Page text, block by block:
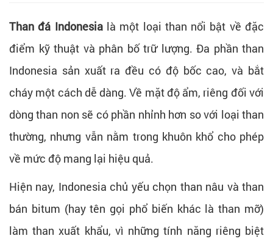
Than đá Indonesialà một loại than nổi bật về đặc
điểm kỹ thuật và phân bố trữ lượng. Đa phần than
Indonesia sản xuất ra đều có độ bốc cao, và bắt
cháy một cách dễ dàng. Về mặt độ ẩm, riêng đối với
dòng than non sẽ có phần nhỉnh hơn so với loại than
thường, nhưng vẫn nằm trong khuôn khổ cho phép
về mức độ mang lại hiệu quả.
Hiện nay, Indonesia chủ yếu chọn than nâu và than
bán bitum (hay tên gọi phổ biến khác là than mỡ)
làm than xuất khẩu, vì những tính năng riêng biệt